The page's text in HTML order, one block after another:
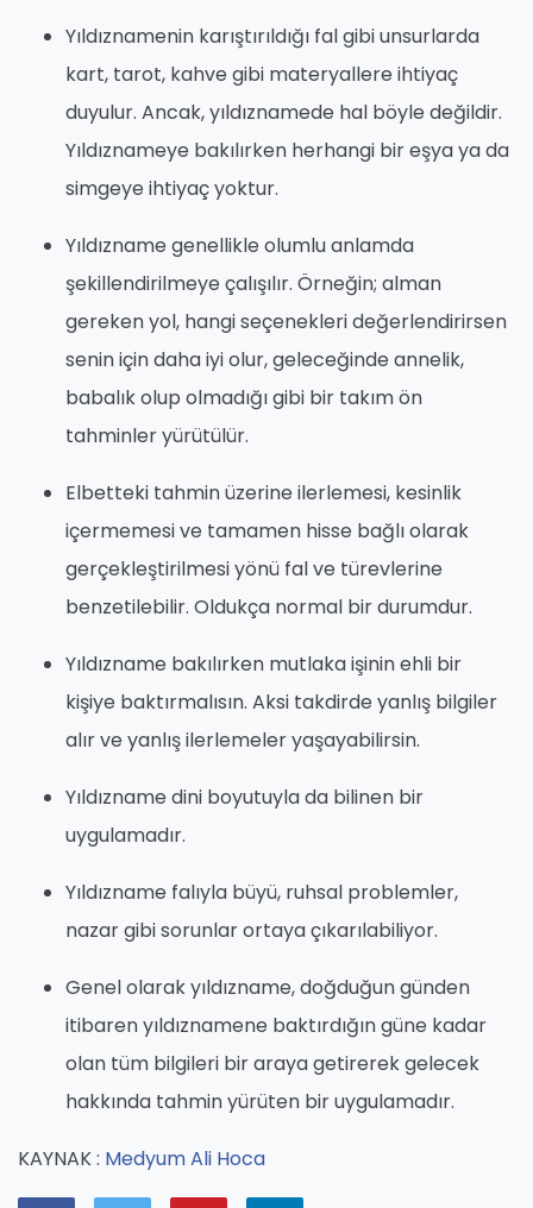
Yıldıznamenin karıştırıldığı fal gibi unsurlarda
kart, tarot, kahve gibi materyallere ihtiyaç
duyulur. Ancak, yıldıznamede hal böyle değildir.
Yıldıznameye bakılırken herhangi bir eşya ya da
simgeye ihtiyaç yoktur.
Yıldızname genellikle olumlu anlamda
şekillendirilmeye çalışılır. Örneğin; alman
gereken yol, hangi seçenekleri değerlendirirsen
senin için daha iyi olur, geleceğinde annelik,
babalık olup olmadığı gibi bir takım ön
tahminler yürütülür.
Elbetteki tahmin üzerine ilerlemesi, kesinlik
içermemesi ve tamamen hisse bağlı olarak
gerçekleştirilmesi yönü fal ve türevlerine
benzetilebilir. Oldukça normal bir durumdur.
Yıldızname bakılırken mutlaka işinin ehli bir
kişiye baktırmalısın. Aksi takdirde yanlış bilgiler
alır ve yanlış ilerlemeler yaşayabilirsin.
Yıldızname dini boyutuyla da bilinen bir
uygulamadır.
Yıldızname falıyla büyü, ruhsal problemler,
nazar gibi sorunlar ortaya çıkarılabiliyor.
Genel olarak yıldızname, doğduğun günden
itibaren yıldıznamene baktırdığın güne kadar
olan tüm bilgileri bir araya getirerek gelecek
hakkında tahmin yürüten bir uygulamadır.
KAYNAK : Medyum Ali Hoca